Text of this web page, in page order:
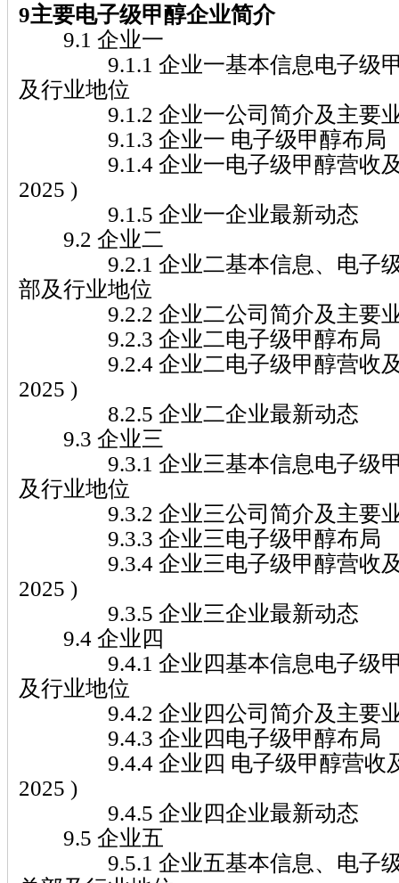
9主要电子级甲醇企业简介
9.1 企业一
9.1.1 企业一基本信息电子级甲
及行业地位
9.1.2 企业一公司简介及主要
9.1.3 企业一 电子级甲醇布局
9.1.4 企业一电子级甲醇营收及
2025 )
9.1.5 企业一企业最新动态
9.2 企业二
9.2.1 企业二基本信息、电子级
部及行业地位
9.2.2 企业二公司简介及主要
9.2.3 企业二电子级甲醇布局
9.2.4 企业二电子级甲醇营收及
2025 )
8.2.5 企业二企业最新动态
9.3 企业三
9.3.1 企业三基本信息电子级甲
及行业地位
9.3.2 企业三公司简介及主要
9.3.3 企业三电子级甲醇布局
9.3.4 企业三电子级甲醇营收及
2025 )
9.3.5 企业三企业最新动态
9.4 企业四
9.4.1 企业四基本信息电子级甲
及行业地位
9.4.2 企业四公司简介及主要
9.4.3 企业四电子级甲醇布局
9.4.4 企业四 电子级甲醇营收及
2025 )
9.4.5 企业四企业最新动态
9.5 企业五
9.5.1 企业五基本信息、电子级